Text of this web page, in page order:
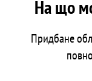
На що
Придбане